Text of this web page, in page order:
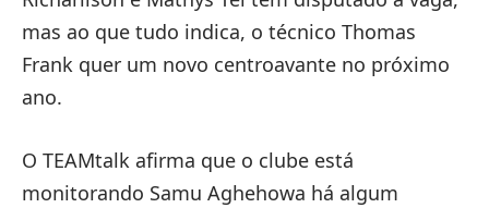
mas ao que tudo indica, o técnico Thomas
Frank quer um novo centroavante no próximo
ano.
O TEAMtalk afirma que o clube está
monitorando Samu Aghehowa há algum